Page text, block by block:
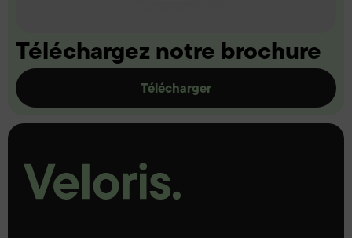
Téléchargez notre brochure
Télécharger